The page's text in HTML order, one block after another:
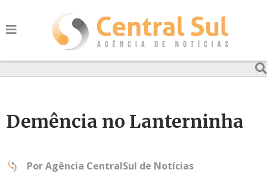
Demência no Lanterninha
PorAgência CentralSul de Notícias